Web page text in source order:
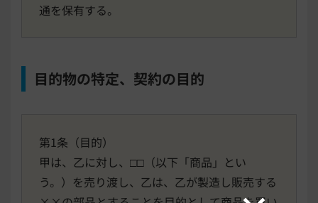
通を保有する。
目的物の特定、契約の目的
第1条（目的）
甲は、乙に対し、□□（以下「商品」とい
う。）を売り渡し、乙は、乙が製造し販売する